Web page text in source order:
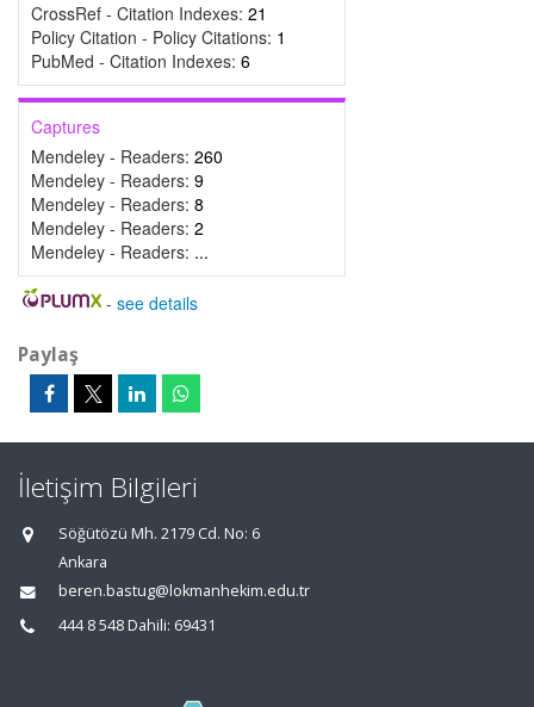
CrossRef - Citation Indexes: 21
Policy Citation - Policy Citations: 1
PubMed - Citation Indexes: 6
Captures
Mendeley - Readers: 260
Mendeley - Readers: 9
Mendeley - Readers: 8
Mendeley - Readers: 2
Mendeley - Readers: ...
- see details
Paylaş
İletişim Bilgileri
Söğütözü Mh. 2179 Cd. No: 6
Ankara
beren.bastug@lokmanhekim.edu.tr
444 8 548 Dahili: 69431